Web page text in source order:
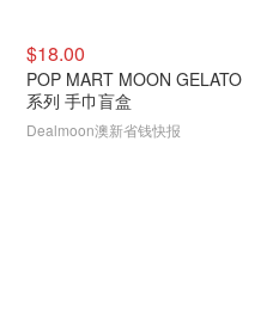
$18.00
POP MART MOON GELATO
系列 手巾盲盒
Dealmoon澳新省钱快报